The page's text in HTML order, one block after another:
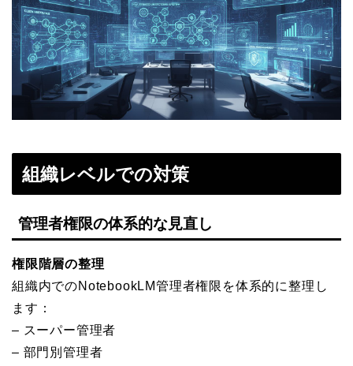
組織レベルでの対策
管理者権限の体系的な見直し
権限階層の整理
組織内でのNotebookLM管理者権限を体系的に整理し
ます：
– スーパー管理者
– 部門別管理者